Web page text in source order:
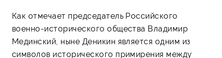
Как отмечает председатель Российского
военно-исторического общества Владимир
Мединский, ныне Деникин является одним из
символов исторического примирения между